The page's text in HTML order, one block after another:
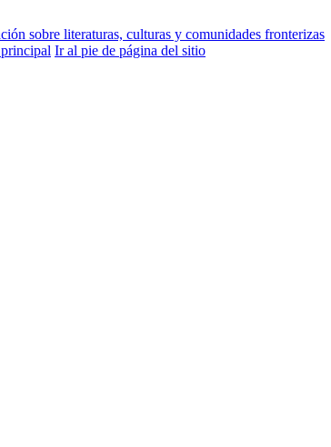
Ir al pie de página del sitio